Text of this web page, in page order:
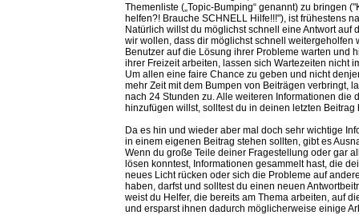
Themenliste („Topic-Bumping“ genannt) zu bringen
helfen?! Brauche SCHNELL Hilfe!!!"), ist frühestens
Natürlich willst du möglichst schnell eine Antwort auf
wir wollen, dass dir möglichst schnell weitergeholfen
Benutzer auf die Lösung ihrer Probleme warten und
ihrer Freizeit arbeiten, lassen sich Wartezeiten nicht
Um allen eine faire Chance zu geben und nicht
mehr Zeit mit dem Bumpen von Beiträgen verbringt,
nach 24 Stunden zu. Alle weiteren Informationen die
hinzufügen willst, solltest du in deinen letzten
Da es hin und wieder aber mal doch sehr wichtige
in einem eigenen Beitrag stehen sollten, gibt es
Wenn du große Teile deiner Fragestellung oder gar
lösen konntest, Informationen gesammelt hast, die
neues Licht rücken oder sich die Probleme auf
haben, darfst und solltest du einen neuen
weist du Helfer, die bereits am Thema arbeiten, auf
und ersparst ihnen dadurch möglicherweise einige